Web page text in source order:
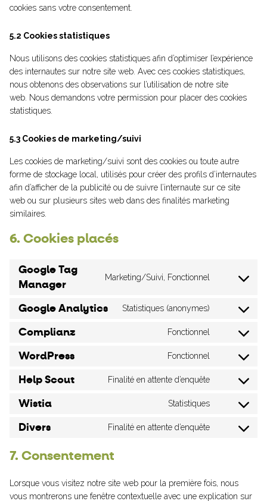
cookies sans votre consentement.
5.2 Cookies statistiques
Nous utilisons des cookies statistiques afin d’optimiser l’expérience
des internautes sur notre site web. Avec ces cookies statistiques,
nous obtenons des observations sur l’utilisation de notre site
web. Nous demandons votre permission pour placer des cookies
statistiques.
5.3 Cookies de marketing/suivi
Les cookies de marketing/suivi sont des cookies ou toute autre
forme de stockage local, utilisés pour créer des profils d’internautes
afin d’afficher de la publicité ou de suivre l’internaute sur ce site
web ou sur plusieurs sites web dans des finalités marketing
similaires.
6. Cookies placés
Google Tag
Manager
Marketing/Suivi, Fonctionnel
Consent
service
google-
manager
Google Analytics Statistiques (anonymes)
Consent
google-
Complianz Fonctionnel
Consent
complianz
WordPress Fonctionnel
Consent
wordpress
Help Scout Finalité en attente d’enquête
Consent
Wistia Statistiques
Consent
Divers Finalité en attente d’enquête
Consent
7. Consentement
Lorsque vous visitez notre site web pour la première fois, nous
vous montrerons une fenêtre contextuelle avec une explication sur